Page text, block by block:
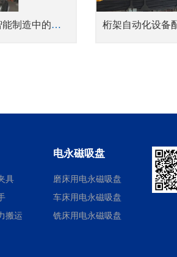
电永磁铁在自动化智能制造中的应用 桁架机械手磁力抓夹
具
搬运
电永磁吸盘
磨床用电永磁吸盘
车床用电永磁吸盘
铣床用电永磁吸盘